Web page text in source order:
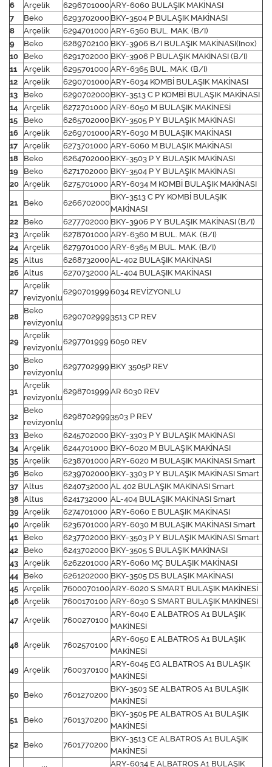
6
Arçelik 6296701000ARY-6060 BULAŞIK MAKİNASI
7
Beko 6293702000 BKY-3504 P BULAŞIK MAKİNASI
8
Arçelik 6294701000 ARY-6360 BUL. MAK. (B/I)
9
Beko 6289702100 BKY-3906 B/I BULAŞIK MAKİNASI(Inox)
10
Beko 6291702000 BKY-3906 P BULAŞIK MAKİNASI (B/I)
11
Arçelik 6295701000 ARY-6365 BUL. MAK. (B/I)
12
Arçelik 6290701000ARY-6034 KOMBİ BULAŞIK MAKİNASI
13
Beko 6290702000BKY-3513 C P KOMBİ BULAŞIK MAKİNASI
14
Arçelik 6272701000 ARY-6050 M BULAŞIK MAKİNESİ
15
Beko 6265702000 BKY-3505 P Y BULAŞIK MAKİNASI
16 Arçelik 6269701000ARY-6030 M BULAŞIK MAKİNASI
17
Arçelik 6273701000 ARY-6060 M BULAŞIK MAKİNASI
18
Beko 6264702000 BKY-3503 P Y BULAŞIK MAKİNASI
19
Beko 6271702000 BKY-3504 P Y BULAŞIK MAKİNASI
20 Arçelik 6275701000 ARY-6034 M KOMBİ BULAŞIK MAKİNASI
21 Beko 6266702000
BKY-3513 C PY KOMBİ BULAŞIK
MAKİNASI
22
Beko 6277702000 BKY-3906 P Y BULAŞIK MAKİNASI (B/I)
23 Arçelik 6278701000 ARY-6360 M BUL. MAK. (B/I)
24 Arçelik 6279701000 ARY-6365 M BUL. MAK. (B/I)
25 Altus 6268732000AL-402 BULAŞIK MAKİNASI
26 Altus 6270732000 AL-404 BULAŞIK MAKİNASI
27
Arçelik
revizyonlu
6290701999 6034 REVİZYONLU
28
Beko
revizyonlu
62907029993513 CP REV
29
Arçelik
revizyonlu
6297701999 6050 REV
30
Beko
revizyonlu
6297702999 BKY 3505P REV
31
Arçelik
revizyonlu
6298701999 AR 6030 REV
32
Beko
revizyonlu
62987029993503 P REV
33 Beko 6245702000 BKY-3303 P Y BULAŞIK MAKİNASI
34 Arçelik 6244701000 BKY-6020 M BULAŞIK MAKİNASI
35 Arçelik 6238701000 ARY-6020 M BULAŞIK MAKİNASI Smart
36 Beko 6239702000 BKY-3303 P Y BULAŞIK MAKİNASI Smart
37 Altus 6240732000 AL 402 BULAŞIK MAKİNASI Smart
38 Altus 6241732000 AL-404 BULAŞIK MAKİNASI Smart
39 Arçelik 6274701000 ARY-6060 E BULAŞIK MAKİNASI
40 Arçelik 6236701000 ARY-6030 M BULAŞIK MAKİNASI Smart
41
Beko 6237702000 BKY-3503 P Y BULAŞIK MAKİNASI Smart
42
Beko 6243702000 BKY-3505 S BULAŞIK MAKİNASI
43 Arçelik 6262201000 ARY-6060 MÇ BULAŞIK MAKİNASI
44
Beko 6261202000 BKY-3505 DS BULAŞIK MAKİNASI
45 Arçelik 7600070100ARY-6020 S SMART BULAŞIK MAKİNESİ
46 Arçelik 7600170100 ARY-6030 S SMART BULAŞIK MAKİNESİ
47 Arçelik 7600270100
ARY-6040 E ALBATROS A1 BULAŞIK
MAKİNESİ
48 Arçelik 7602570100
ARY-6050 E ALBATROS A1 BULAŞIK
MAKİNESİ
49 Arçelik 7600370100
ARY-6045 EG ALBATROS A1 BULAŞIK
MAKİNESİ
50 Beko 7601270200
BKY-3503 SE ALBATROS A1 BULAŞIK
MAKİNESİ
51 Beko 7601370200
BKY-3505 PE ALBATROS A1 BULAŞIK
MAKİNESİ
52 Beko 7601770200
BKY-3513 CE ALBATROS A1 BULAŞIK
MAKİNESİ
ARY-6034 E ALBATROS A1 BULAŞIK